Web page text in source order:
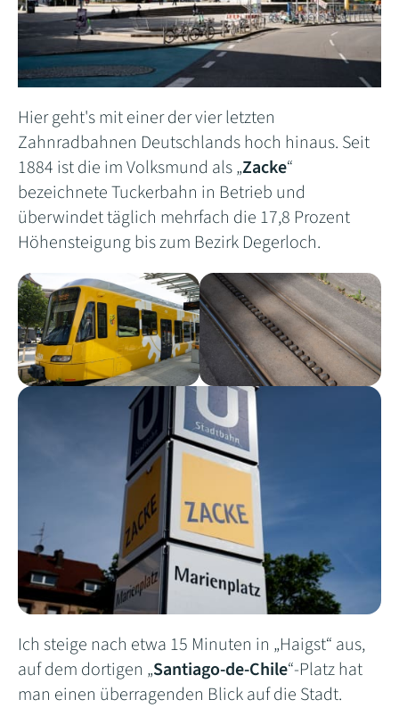
Hier geht's mit einer der vier letzten
Zahnradbahnen Deutschlands hoch hinaus. Seit
1884 ist die im Volksmund als „Zacke“
bezeichnete Tuckerbahn in Betrieb und
überwindet täglich mehrfach die 17,8 Prozent
Höhensteigung bis zum Bezirk Degerloch.
Ich steige nach etwa 15 Minuten in „Haigst“ aus,
auf dem dortigen „Santiago-de-Chile“-Platz hat
man einen überragenden Blick auf die Stadt.